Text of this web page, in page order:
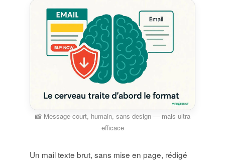
📸 Message court, humain, sans design — mais ultra
efficace
Un mail texte brut, sans mise en page, rédigé